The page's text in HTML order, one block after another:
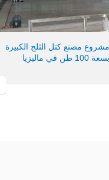
مشروع مصنع كتل الثلج الكبيرة
بسعة 100 طن في ماليزيا